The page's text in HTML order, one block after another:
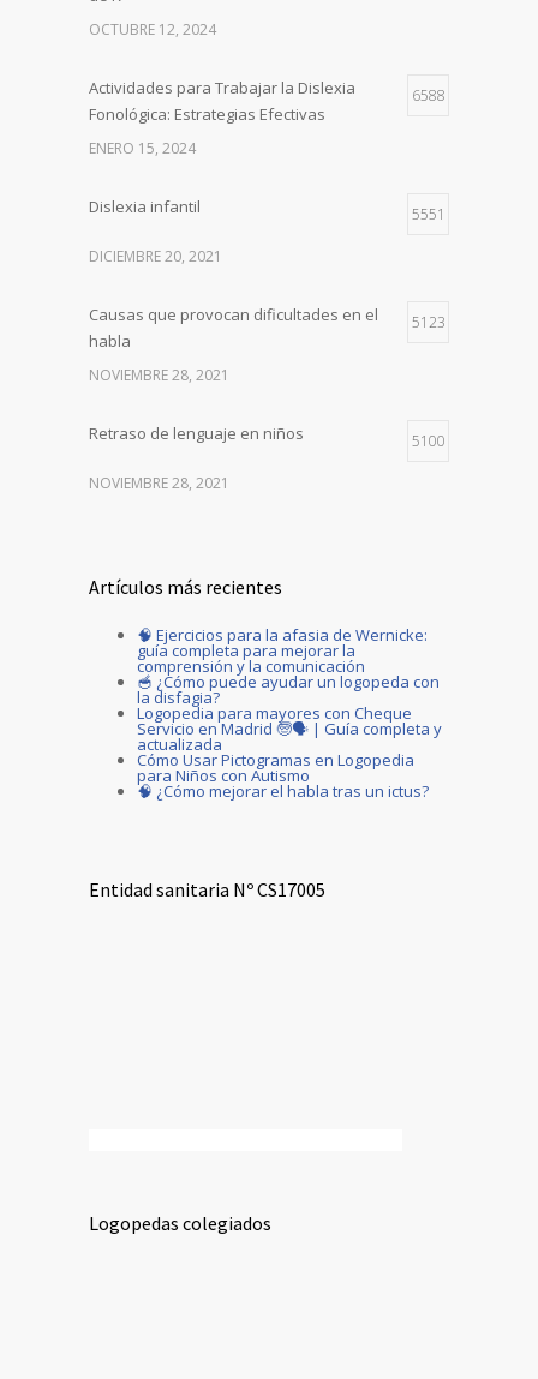
OCTUBRE 12, 2024
Actividades para Trabajar la Dislexia
Fonológica: Estrategias Efectivas
6588
ENERO 15, 2024
Dislexia infantil 5551
DICIEMBRE 20, 2021
Causas que provocan dificultades en el
habla
5123
NOVIEMBRE 28, 2021
Retraso de lenguaje en niños 5100
NOVIEMBRE 28, 2021
Artículos más recientes
🧠 Ejercicios para la afasia de Wernicke:
guía completa para mejorar la
comprensión y la comunicación
🥣 ¿Cómo puede ayudar un logopeda con
la disfagia?
Logopedia para mayores con Cheque
Servicio en Madrid 🧓🗣️ | Guía completa y
actualizada
Cómo Usar Pictogramas en Logopedia
para Niños con Autismo
🧠 ¿Cómo mejorar el habla tras un ictus?
Entidad sanitaria Nº CS17005
Logopedas colegiados